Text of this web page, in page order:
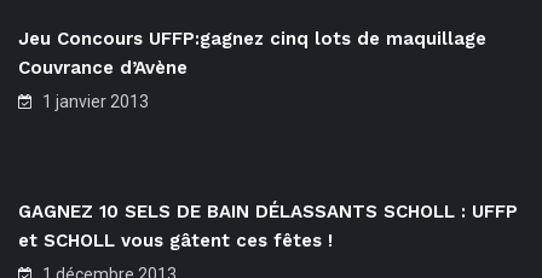
Jeu Concours UFFP:gagnez cinq lots de maquillage
Couvrance d’Avène
1 janvier 2013
GAGNEZ 10 SELS DE BAIN DÉLASSANTS SCHOLL : UFFP
et SCHOLL vous gâtent ces fêtes !
1 décembre 2013